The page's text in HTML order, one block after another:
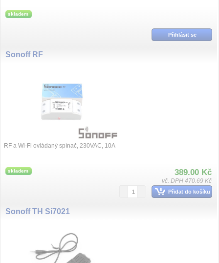
skladem
Přihlásit se
Sonoff RF
RF a Wi-Fi ovládaný spínač, 230VAC, 10A
skladem 389.00 Kč
vč. DPH 470.69 Kč
Přidat do košíku
Sonoff TH Si7021